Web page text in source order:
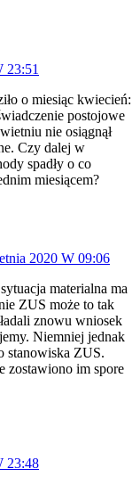
23:51
o miesiąc kwiecień:
postojowe
nie osiągnął
Czy dalej w
spadły o co
miesiącem?
2020 W 09:06
materialna ma
ZUS może to tak
znowu wniosek
Niemniej jednak
stanowiska ZUS.
zostawiono im spore
23:48